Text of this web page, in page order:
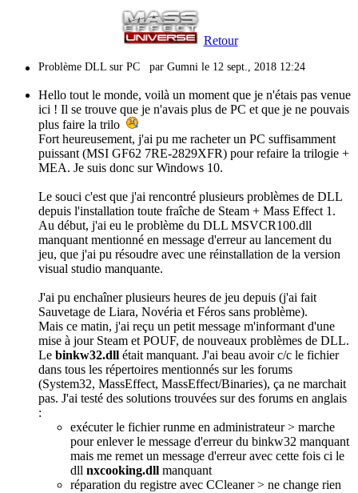
Retour
Problème DLL sur PC par Gumni le 12 sept., 2018 12:24
Hello tout le monde, voilà un moment que je n'étais pas venue
ici ! Il se trouve que je n'avais plus de PC et que je ne pouvais
plus faire la trilo
Fort heureusement, j'ai pu me racheter un PC suffisamment
puissant (MSI GF62 7RE-2829XFR) pour refaire la trilogie +
MEA. Je suis donc sur Windows 10.
Le souci c'est que j'ai rencontré plusieurs problèmes de DLL
depuis l'installation toute fraîche de Steam + Mass Effect 1.
Au début, j'ai eu le problème du DLL MSVCR100.dll
manquant mentionné en message d'erreur au lancement du
jeu, que j'ai pu résoudre avec une réinstallation de la version
visual studio manquante.
J'ai pu enchaîner plusieurs heures de jeu depuis (j'ai fait
Sauvetage de Liara, Novéria et Féros sans problème).
Mais ce matin, j'ai reçu un petit message m'informant d'une
mise à jour Steam et POUF, de nouveaux problèmes de DLL.
Le binkw32.dll était manquant. J'ai beau avoir c/c le fichier
dans tous les répertoires mentionnés sur les forums
(System32, MassEffect, MassEffect/Binaries), ça ne marchait
pas. J'ai testé des solutions trouvées sur des forums en anglais
:
exécuter le fichier runme en administrateur > marche
pour enlever le message d'erreur du binkw32 manquant
mais me remet un message d'erreur avec cette fois ci le
dll nxcooking.dll manquant
réparation du registre avec CCleaner > ne change rien